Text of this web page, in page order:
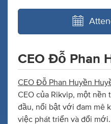
CEO Đỗ Phan
CEO Đỗ Phan Huyền
CEO của Rikvip, một
đầu, nổi bật với đam mê
việc phát triển và đổi